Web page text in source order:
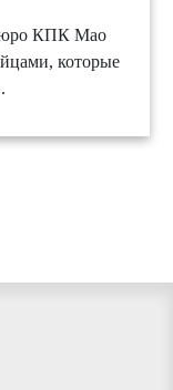
КПК Мао
которые